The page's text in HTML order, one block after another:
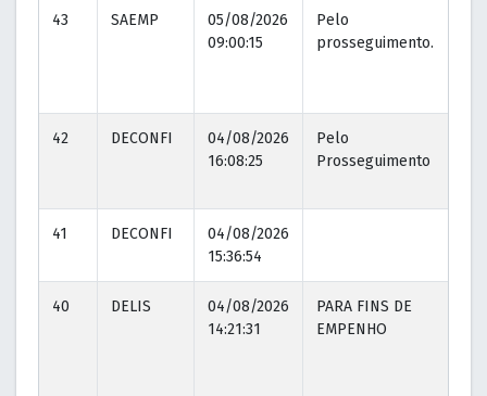
43 SAEMP
05/08/2026
09:00:15
Pelo
prosseguimento.
42 DECONFI
04/08/2026
16:08:25
Pelo
Prosseguimento
41 DECONFI
04/08/2026
15:36:54
40 DELIS
04/08/2026
14:21:31
PARA FINS DE
EMPENHO